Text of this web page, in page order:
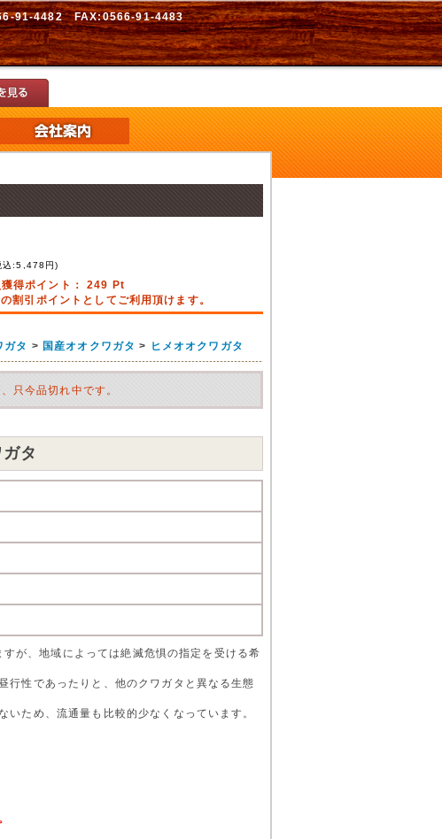
91-4482 FAX:0566-91-4483
込:5,478 円)
獲得ポイント：249 Pt
割引ポイントとしてご利用頂けます。
ガタ > 国産オオクワガタ > ヒメオオクワガタ
只今品切れ中です。
タ
が、地域によっては絶滅危惧の指定を受ける希
行性であったりと、他のクワガタと異なる生態
ため、流通量も比較的少なくなっています。